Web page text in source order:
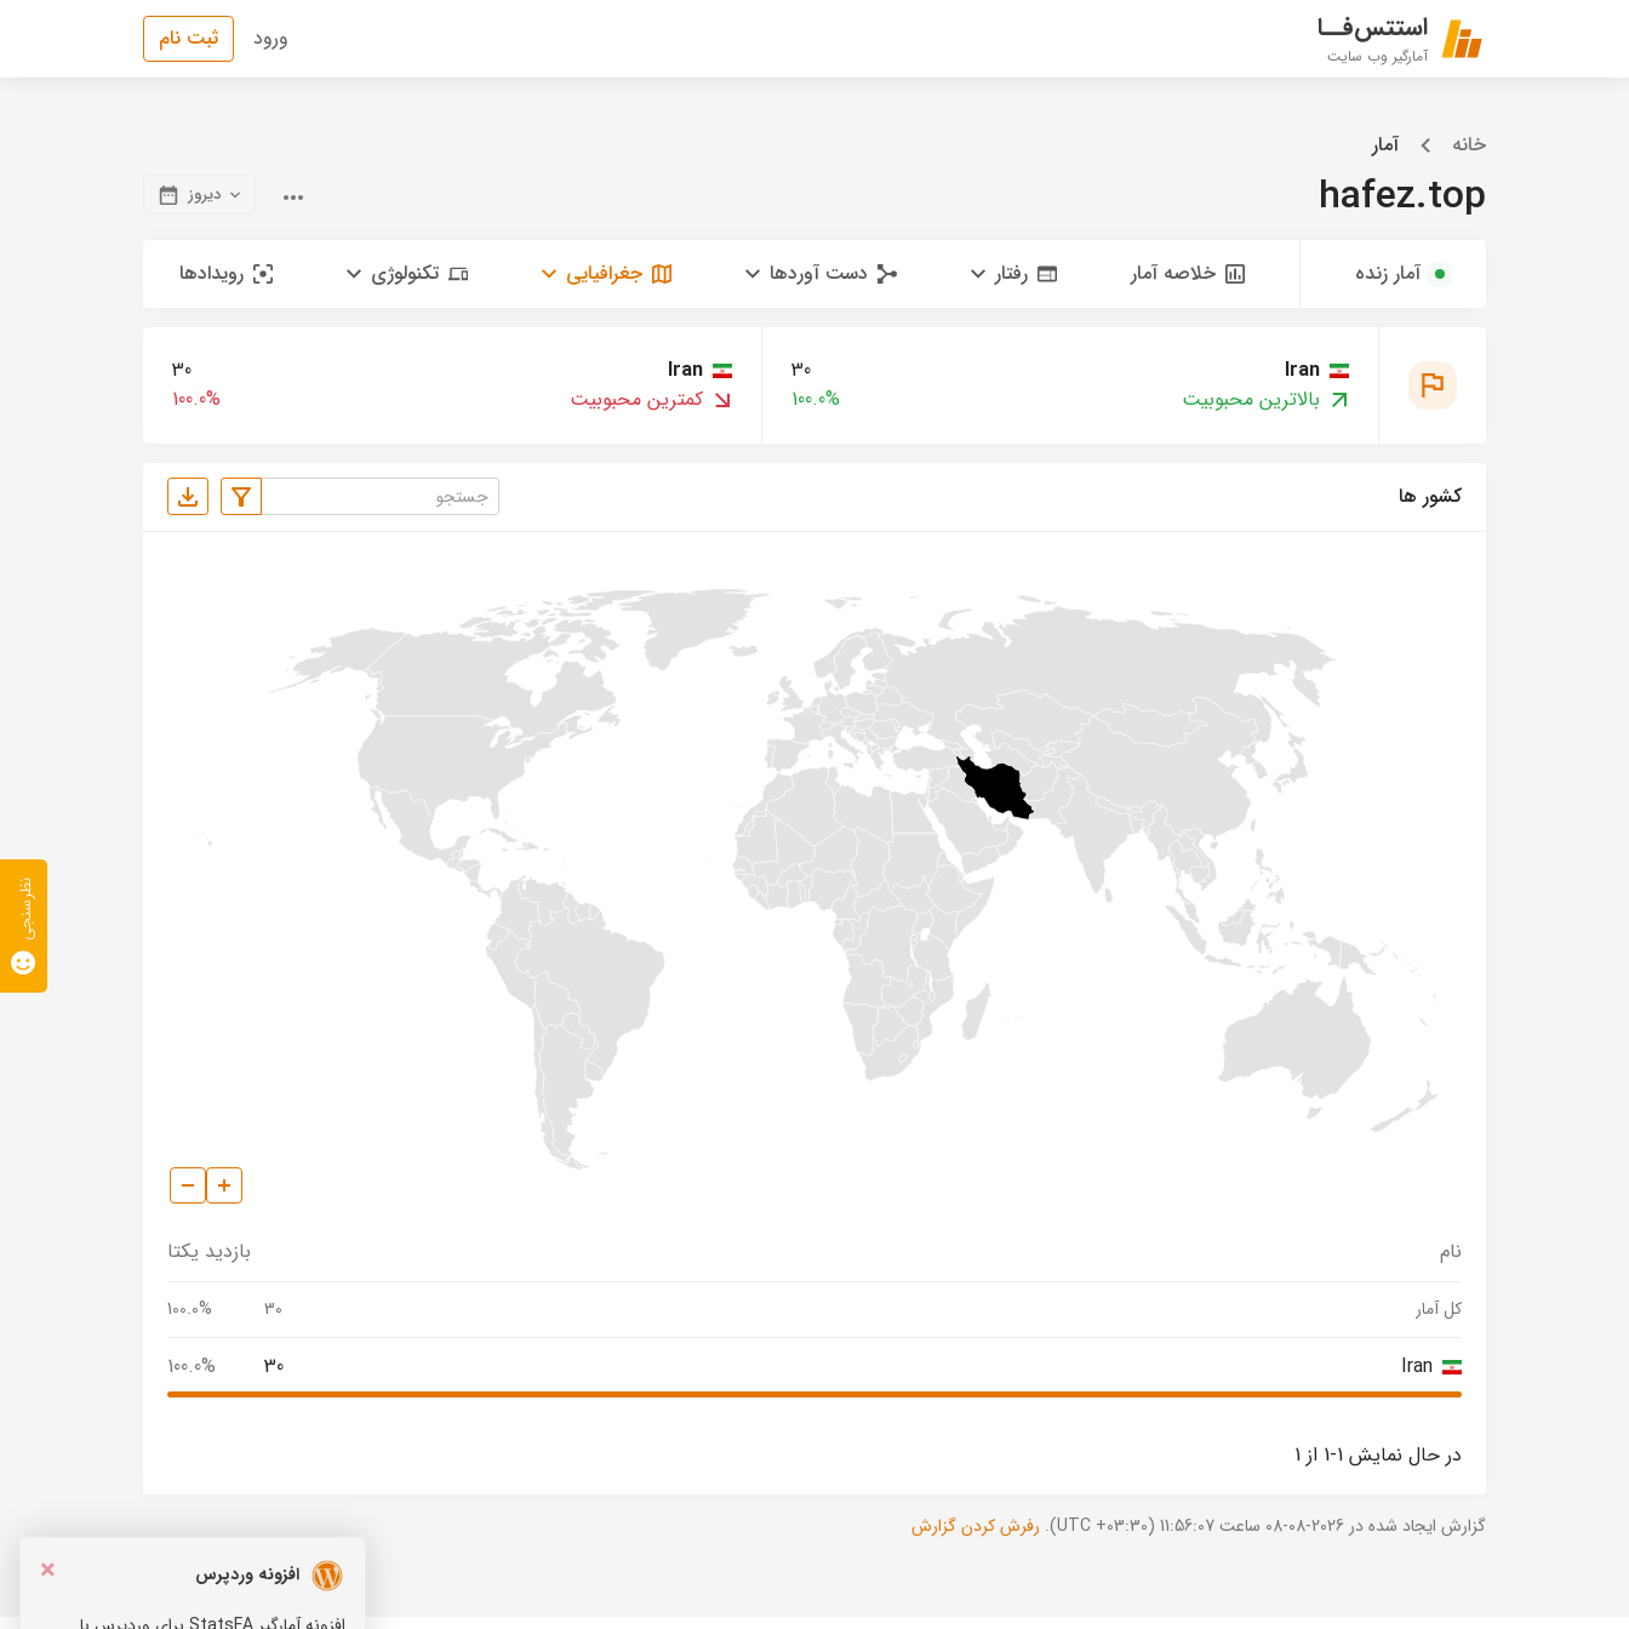
استتس‌فــا
آمارگیر وب سایت
ورود ثبت نام
خانه آمار
hafez.top دیروز
آمار زنده خلاصه آمار رفتار دست آوردها جغرافیایی تکنولوژی رویدادها
Iran
30
بالاترین محبوبیت
100.0%
Iran
30
کمترین محبوبیت
100.0%
کشور ها
نام بازدید یکتا
کل آمار 30
100.0%
Iran
30
100.0%
در حال نمایش 1-1 از 1
گزارش ایجاد شده در 2026-08-08 ساعت 11:56:07 (UTC +03:30). رفرش کردن گزارش
×
افزونه وردپرس
نظرسنجی